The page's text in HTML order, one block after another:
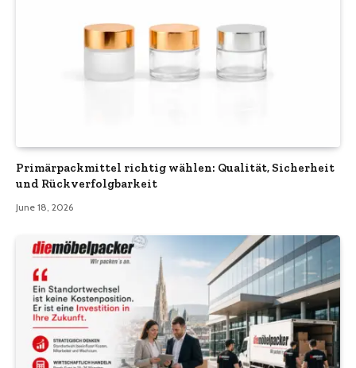
Primärpackmittel richtig wählen: Qualität, Sicherheit
und Rückverfolgbarkeit
June 18, 2026